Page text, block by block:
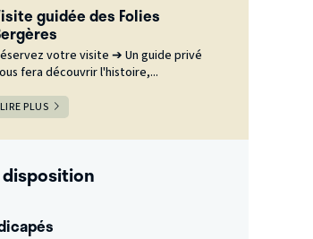
guidée des Folies
votre visite ➔ Un guide privé
fera découvrir l'histoire,...
LIRE PLUS